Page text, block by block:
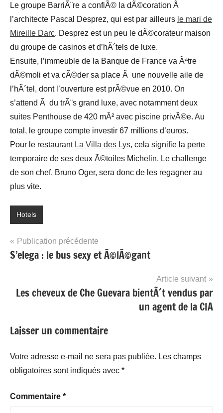
Le groupe BarriÃ¨re a confiÃ© la dÃ©coration Ã
l’architecte Pascal Desprez, qui est par ailleurs le mari de
Mireille Darc. Desprez est un peu le dÃ©corateur maison
du groupe de casinos et d’hÃ´tels de luxe.
Ensuite, l’immeuble de la Banque de France va Ãªtre
dÃ©moli et va cÃ©der sa place Ã une nouvelle aile de
l’hÃ´tel, dont l’ouverture est prÃ©vue en 2010. On
s’attend Ã du trÃ¨s grand luxe, avec notamment deux
suites Penthouse de 420 mÂ² avec piscine privÃ©e. Au
total, le groupe compte investir 67 millions d’euros.
Pour le restaurant La Villa des Lys, cela signifie la perte
temporaire de ses deux Ã©toiles Michelin. Le challenge
de son chef, Bruno Oger, sera donc de les regagner au
plus vite.
Hotels
Navigation
de
Publication précédente
S’elega : le bus sexy et Ã©lÃ©gant
Article suivant
Les cheveux de Che Guevara bientÃ´t vendus par
un agent de la CIA
Laisser un commentaire
Votre adresse e-mail ne sera pas publiée. Les champs
obligatoires sont indiqués avec *
Commentaire *